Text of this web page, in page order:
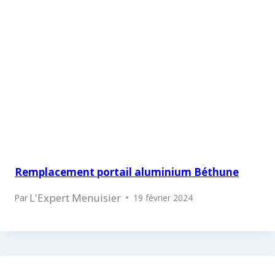
Remplacement portail aluminium Béthune
Par L'Expert Menuisier 19 février 2024